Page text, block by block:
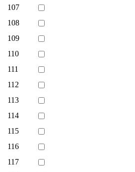
107
108
109
110
111
112
113
114
115
116
117